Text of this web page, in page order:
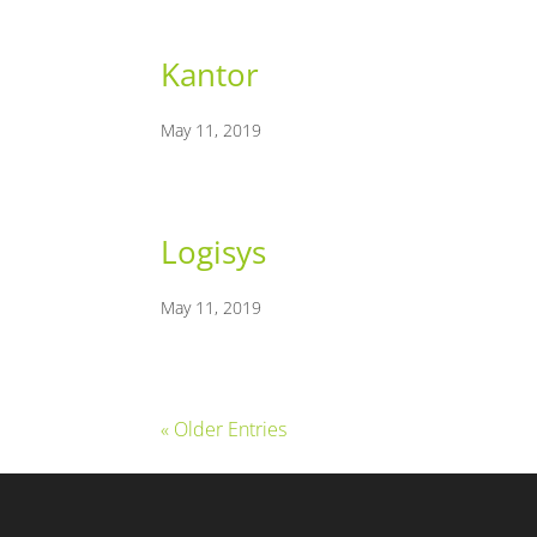
Kantor
May 11, 2019
Logisys
May 11, 2019
« Older Entries